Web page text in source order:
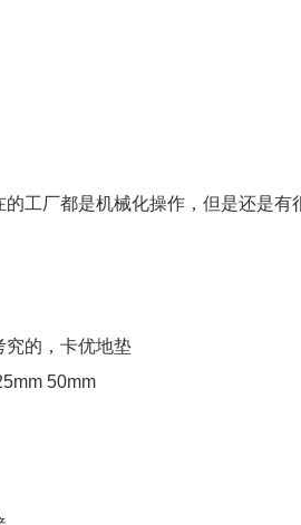
工厂都是机械化操作，但是还是有
究的，卡优地垫
50mm